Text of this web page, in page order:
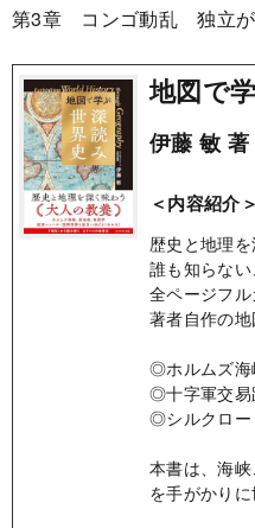
第3章 コンゴ動乱 独立が
地図で
伊藤 敏 著
＜内容紹介＞
歴史と地理を
誰も知らな
全ページフル
著者自作の地
◎ホルムズ海
◎十字軍交易
◎シルクロー
本書は、海峡
を手がかりに